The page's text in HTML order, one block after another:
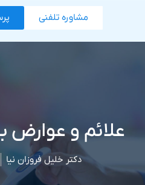
مشاوره تلفنی
علائم و عوارض
دکتر خلیل فروزان نیا